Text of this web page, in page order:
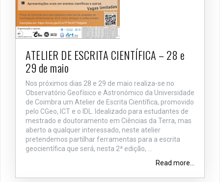
ATELIER DE ESCRITA CIENTÍFICA – 28 e
29 de maio
Nos próximos dias 28 e 29 de maio realiza-se no
Observatório Geofísico e Astronómico da Universidade
de Coimbra um Atelier de Escrita Científica, promovido
pelo CGeo, ICT e o IDL. Idealizado para estudantes de
mestrado e doutoramento em Ciências da Terra, mas
aberto a qualquer interessado, neste atelier
pretendemos partilhar ferramentas para a escrita
geocientífica que será, nesta 2ª edição, ...
Read more...